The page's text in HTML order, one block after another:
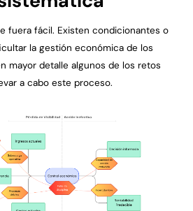
fuera fácil. Existen condicionantes o
la gestión económica de los
mayor detalle algunos de los retos
a cabo este proceso.